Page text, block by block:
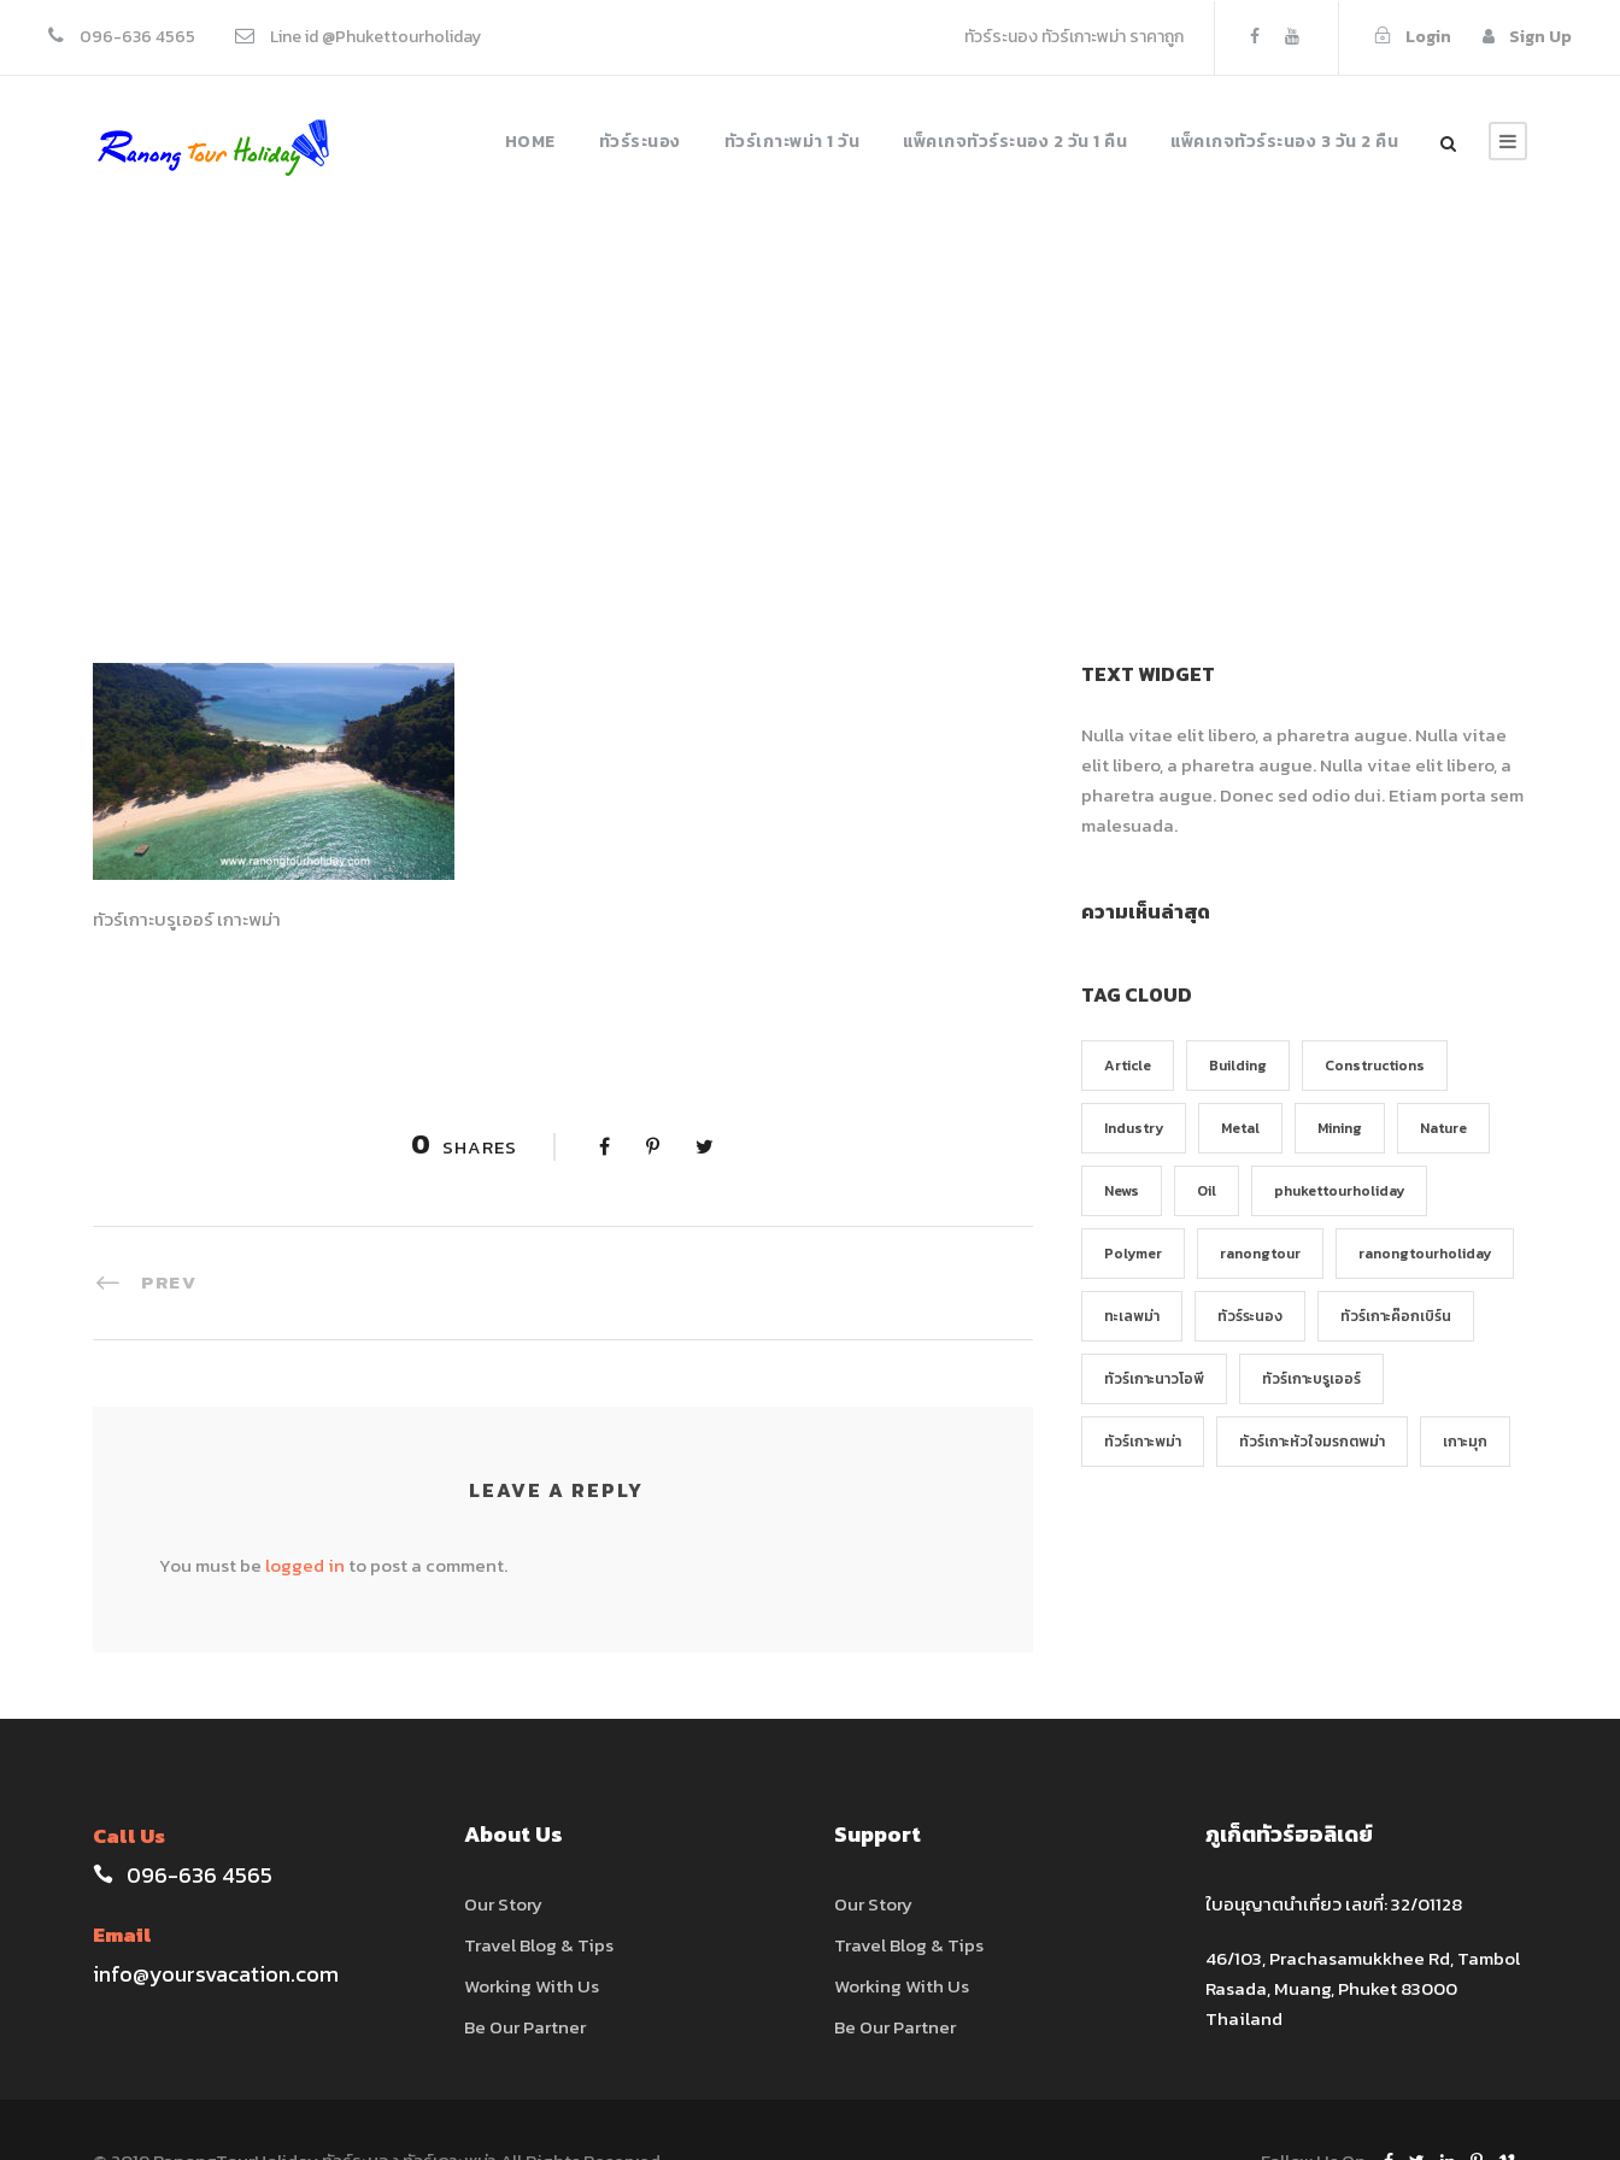
096-636 4565 Line id @Phukettourholiday ทัวร์ระนอง ทัวร์เกาะพม่า ราคาถูก Login Sign Up
HOME ทัวร์ระนอง ทัวร์เกาะพม่า 1 วัน แพ็คเกจทัวร์ระนอง 2 วัน 1 คืน แพ็คเกจทัวร์ระนอง 3 วัน 2 คืน
ทัวร์เกาะบรูเออร์ เกาะพม่า
0 SHARES
PREV
LEAVE A REPLY
You must be logged in to post a comment.
TEXT WIDGET
Nulla vitae elit libero, a pharetra augue. Nulla vitae
elit libero, a pharetra augue. Nulla vitae elit libero, a
pharetra augue. Donec sed odio dui. Etiam porta sem
malesuada.
ความเห็นล่าสุด
TAG CLOUD
Article Building Constructions
Industry Metal Mining Nature
News Oil phukettourholiday
Polymer ranongtour ranongtourholiday
ทะเลพม่า ทัวร์ระนอง ทัวร์เกาะค๊อกเบิร์น
ทัวร์เกาะนาวโอพี ทัวร์เกาะบรูเออร์
ทัวร์เกาะพม่า ทัวร์เกาะหัวใจมรกตพม่า เกาะมุก
Call Us
096-636 4565
Email
info@yoursvacation.com
About Us
Our Story
Travel Blog & Tips
Working With Us
Be Our Partner
Support
Our Story
Travel Blog & Tips
Working With Us
Be Our Partner
ภูเก็ตทัวร์ฮอลิเดย์
ใบอนุญาตนำเที่ยว เลขที่: 32/01128
46/103, Prachasamukkhee Rd, Tambol
Rasada, Muang, Phuket 83000
Thailand